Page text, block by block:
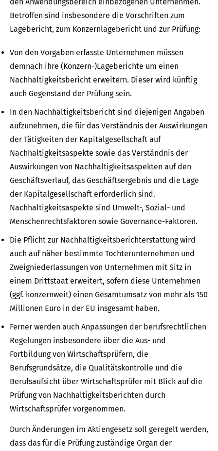
Betroffen sind insbesondere die Vorschriften zum
Lagebericht, zum Konzernlagebericht und zur Prüfung:
Von den Vorgaben erfasste Unternehmen müssen
demnach ihre (Konzern-)Lageberichte um einen
Nachhaltigkeitsbericht erweitern. Dieser wird künftig
auch Gegenstand der Prüfung sein.
In den Nachhaltigkeitsbericht sind diejenigen Angaben
aufzunehmen, die für das Verständnis der Auswirkungen
der Tätigkeiten der Kapitalgesellschaft auf
Nachhaltigkeitsaspekte sowie das Verständnis der
Auswirkungen von Nachhaltigkeitsaspekten auf den
Geschäftsverlauf, das Geschäftsergebnis und die Lage
der Kapitalgesellschaft erforderlich sind.
Nachhaltigkeitsaspekte sind Umwelt-, Sozial- und
Menschenrechtsfaktoren sowie Governance-Faktoren.
Die Pflicht zur Nachhaltigkeitsberichterstattung wird
auch auf näher bestimmte Tochterunternehmen und
Zweigniederlassungen von Unternehmen mit Sitz in
einem Drittstaat erweitert, sofern diese Unternehmen
(ggf. konzernweit) einen Gesamtumsatz von mehr als 150
Millionen Euro in der EU insgesamt haben.
Ferner werden auch Anpassungen der berufsrechtlichen
Regelungen insbesondere über die Aus- und
Fortbildung von Wirtschaftsprüfern, die
Berufsgrundsätze, die Qualitätskontrolle und die
Berufsaufsicht über Wirtschaftsprüfer mit Blick auf die
Prüfung von Nachhaltigkeitsberichten durch
Wirtschaftsprüfer vorgenommen.
Durch Änderungen im Aktiengesetz soll geregelt werden,
dass das für die Prüfung zuständige Organ der